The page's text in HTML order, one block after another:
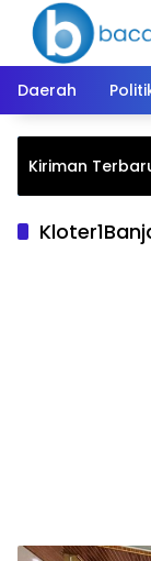
Langsung
konten
Daerah
Kiriman Pinjam